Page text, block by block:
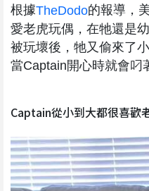
根據TheDodo的報導，
愛老虎玩偶，在牠還是
被玩壞後，牠又偷來了
當Captain開心時就會叼
Captain從小到大都很喜歡